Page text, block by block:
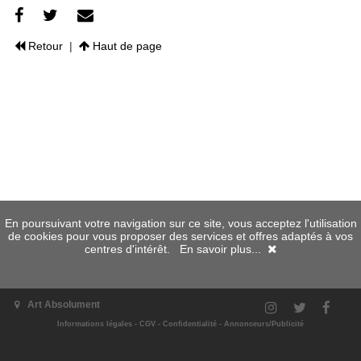
Retour| Haut de page
Art Absolument
Informations légales - CGV - Confidentialité - Annonceurs/Publicité
En poursuivant votre navigation sur ce site, vous acceptez l'utilisation
de cookies pour vous proposer des services et offres adaptés à vos
centres d'intérêt. En savoir plus...